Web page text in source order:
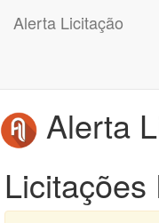
Alerta Licitação
Alerta
Licitações